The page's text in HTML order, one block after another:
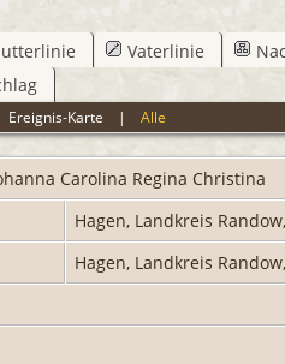
Vaterlinie
Ereignis-Karte |Alle
Carolina Regina Christina
Hagen, Landkreis
Hagen, Landkreis